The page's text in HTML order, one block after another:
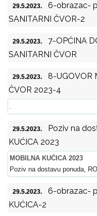
29.5.2023.
6-obrazac-
SANITARNI ČVOR-2
29.5.2023.
7-OPĆINA
SANITARNI ČVOR
29.5.2023.
8-UGOVOR
ČVOR 2023-4
29.5.2023.
Poziv na
KUĆICA 2023
MOBILNA KUĆICA 2023
Poziv na dostavu ponuda,
29.5.2023.
6-obrazac-
KUĆICA-2